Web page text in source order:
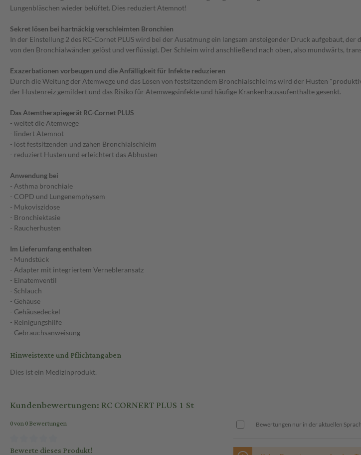
Lungenbläschen wieder belüftet. Dies reduziert Atemnot!
Sekret lösen bei hartnäckig verschleimten Bronchien
In der Einstellung 2 des RC-Cornet PLUS wird bei der Ausatmung ein langsam ansteigender Druck aufgebaut,
von den Bronchialwänden gelöst und verflüssigt. Der Schleim wird anschließend nach oben, also mundwärts,
Exazerbationen vorbeugen und die Anfälligkeit für Infekte reduzieren
Durch die Weitung der Atemwege und das Lösen von festsitzendem Bronchialschleims wird der Husten
der Hustenreiz gemildert und das Risiko für Atemwegsinfekte und häufige Krankenhausaufenthalte gesenkt.
Das Atemtherapiegerät RC-Cornet PLUS
- weitet die Atemwege
- lindert Atemnot
- löst festsitzenden und zähen Bronchialschleim
- reduziert Husten und erleichtert das Abhusten
Anwendung bei
- Asthma bronchiale
- COPD und Lungenemphysem
- Mukoviszidose
- Bronchiektasie
- Raucherhusten
Im Lieferumfang enthalten
- Mundstück
- Adapter mit integriertem Vernebleransatz
- Einatemventil
- Schlauch
- Gehäuse
- Gehäusedeckel
- Reinigungshilfe
- Gebrauchsanweisung
Hinweistexte und Pflichtangaben
Dies ist ein Medizinprodukt.
Kundenbewertungen: RC CORNERT PLUS 1 St
0 von 0 Bewertungen
Bewerte dieses Produkt!
Bewertungen nur in der aktuellen